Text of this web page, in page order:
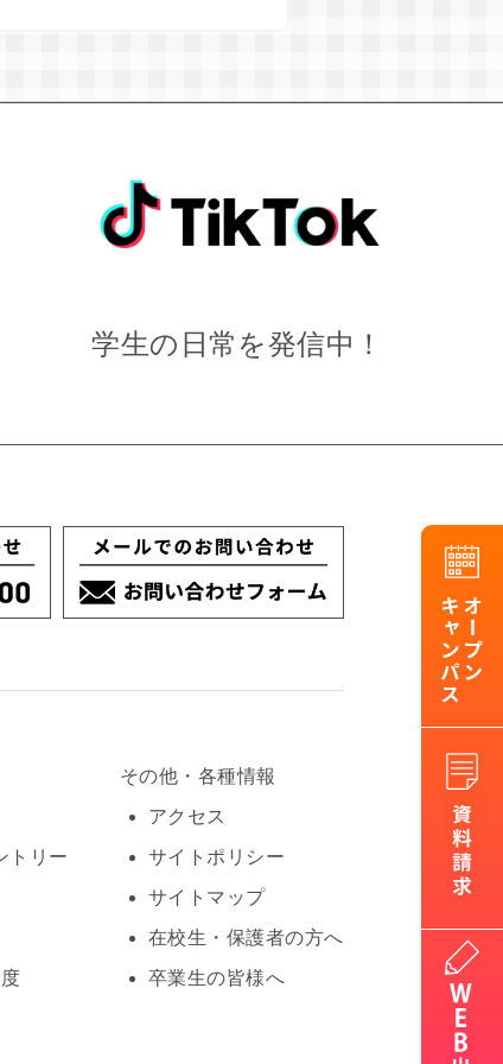
学生の日常を発信中！
トリー
その他・各種情報
アクセス
サイトポリシー
サイトマップ
在校生・保護者の方へ
卒業生の皆様へ